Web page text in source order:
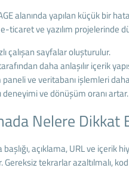
alanında yapılan küçük bir
ticaret ve yazılım projelerinde
çalışan sayfalar oluşturulur.
daha anlaşılır içerik
ve veritabanı işlemleri
deneyimi ve dönüşüm oranı artar.
Nelere Dikkat
açıklama, URL ve içerik
tekrarlar azaltılmalı,